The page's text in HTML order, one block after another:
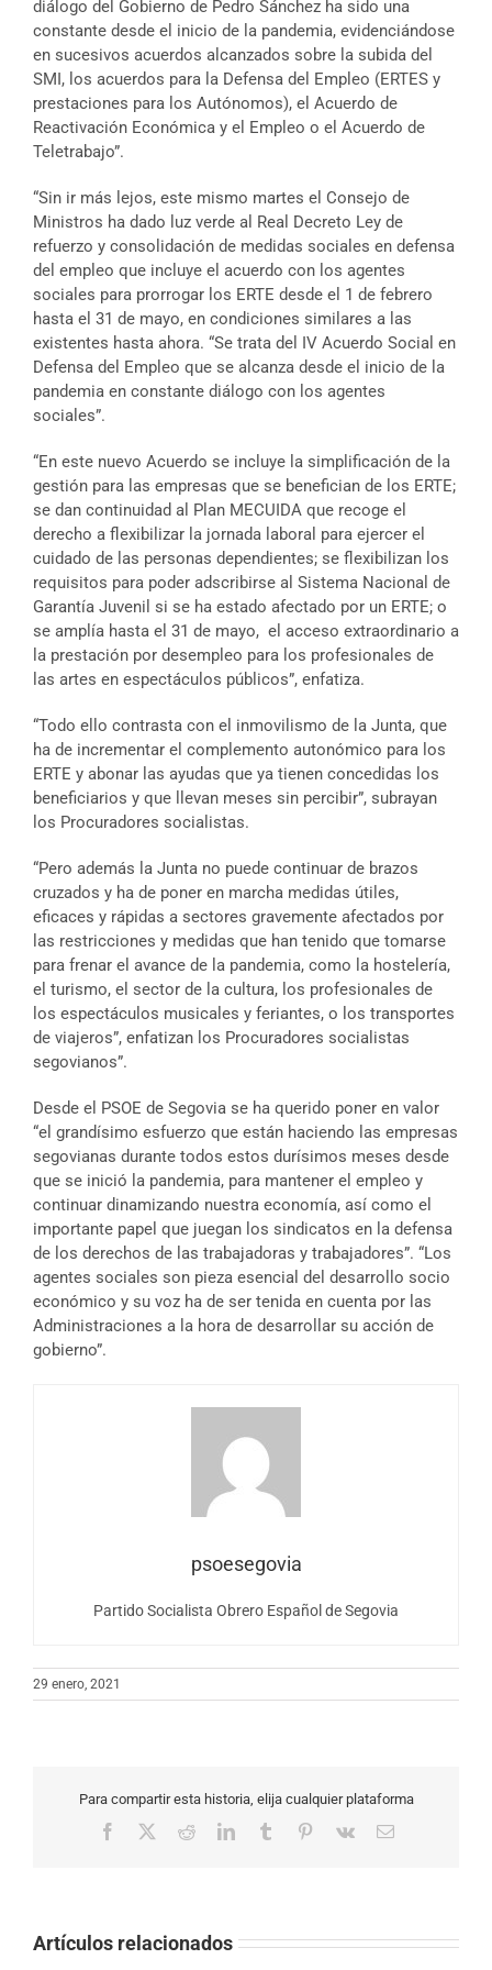
diálogo del Gobierno de Pedro Sánchez ha sido una
constante desde el inicio de la pandemia, evidenciándose
en sucesivos acuerdos alcanzados sobre la subida del
SMI, los acuerdos para la Defensa del Empleo (ERTES y
prestaciones para los Autónomos), el Acuerdo de
Reactivación Económica y el Empleo o el Acuerdo de
Teletrabajo”.
“Sin ir más lejos, este mismo martes el Consejo de
Ministros ha dado luz verde al Real Decreto Ley de
refuerzo y consolidación de medidas sociales en defensa
del empleo que incluye el acuerdo con los agentes
sociales para prorrogar los ERTE desde el 1 de febrero
hasta el 31 de mayo, en condiciones similares a las
existentes hasta ahora. “Se trata del IV Acuerdo Social en
Defensa del Empleo que se alcanza desde el inicio de la
pandemia en constante diálogo con los agentes
sociales”.
“En este nuevo Acuerdo se incluye la simplificación de la
gestión para las empresas que se benefician de los ERTE;
se dan continuidad al Plan MECUIDA que recoge el
derecho a flexibilizar la jornada laboral para ejercer el
cuidado de las personas dependientes; se flexibilizan los
requisitos para poder adscribirse al Sistema Nacional de
Garantía Juvenil si se ha estado afectado por un ERTE; o
se amplía hasta el 31 de mayo, el acceso extraordinario a
la prestación por desempleo para los profesionales de
las artes en espectáculos públicos”, enfatiza.
“Todo ello contrasta con el inmovilismo de la Junta, que
ha de incrementar el complemento autonómico para los
ERTE y abonar las ayudas que ya tienen concedidas los
beneficiarios y que llevan meses sin percibir”, subrayan
los Procuradores socialistas.
“Pero además la Junta no puede continuar de brazos
cruzados y ha de poner en marcha medidas útiles,
eficaces y rápidas a sectores gravemente afectados por
las restricciones y medidas que han tenido que tomarse
para frenar el avance de la pandemia, como la hostelería,
el turismo, el sector de la cultura, los profesionales de
los espectáculos musicales y feriantes, o los transportes
de viajeros”, enfatizan los Procuradores socialistas
segovianos”.
Desde el PSOE de Segovia se ha querido poner en valor
“el grandísimo esfuerzo que están haciendo las empresas
segovianas durante todos estos durísimos meses desde
que se inició la pandemia, para mantener el empleo y
continuar dinamizando nuestra economía, así como el
importante papel que juegan los sindicatos en la defensa
de los derechos de las trabajadoras y trabajadores”. “Los
agentes sociales son pieza esencial del desarrollo socio
económico y su voz ha de ser tenida en cuenta por las
Administraciones a la hora de desarrollar su acción de
gobierno”.
psoesegovia
Partido Socialista Obrero Español de Segovia
29 enero, 2021
Para compartir esta historia, elija cualquier plataforma
Facebook RedditLinkedInTumblr Pinterest
Vk
Correo
Artículos relacionados